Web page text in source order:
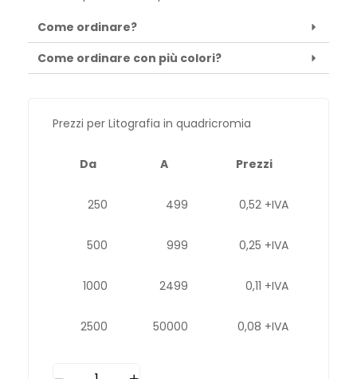
Come ordinare?
Come ordinare con più colori?
Prezzi per Litografia in quadricromia
Da A Prezzi
250 499 0,52 +IVA
500 999 0,25 +IVA
1000 2499 0,11 +IVA
2500 50000 0,08 +IVA